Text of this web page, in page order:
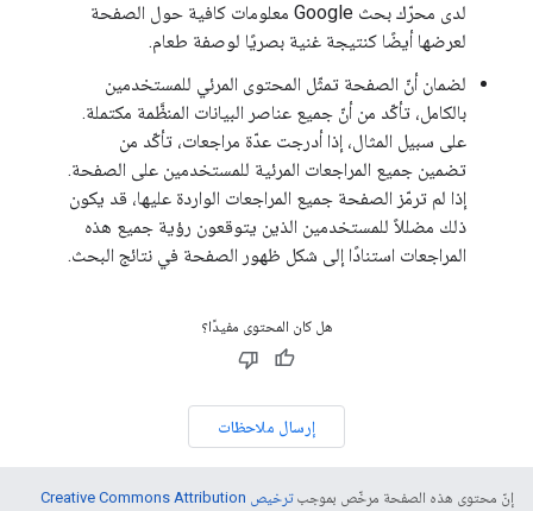
لدى محرّك بحث Google معلومات كافية حول الصفحة
لعرضها أيضًا كنتيجة غنية بصريًا لوصفة طعام.
لضمان أنّ الصفحة تمثّل المحتوى المرئي للمستخدمين
بالكامل، تأكّد من أنّ جميع عناصر البيانات المنظَّمة مكتملة.
على سبيل المثال، إذا أدرجت عدّة مراجعات، تأكّد من
تضمين جميع المراجعات المرئية للمستخدمين على الصفحة.
إذا لم ترمّز الصفحة جميع المراجعات الواردة عليها، قد يكون
ذلك مضللاً للمستخدمين الذين يتوقعون رؤية جميع هذه
المراجعات استنادًا إلى شكل ظهور الصفحة في نتائج البحث.
هل كان المحتوى مفيدًا؟
إرسال ملاحظات
إنّ محتوى هذه الصفحة مرخّص بموجب
ترخيص Creative Commons Attribution